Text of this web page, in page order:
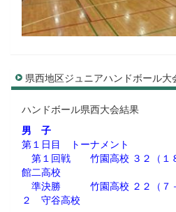
県西地区ジュニアハンドボール
ハンドボール県西大会結果
男 子
第１日目 トーナメント
第１回戦 竹園高校 ３２（１
館二高校
準決勝 竹園高校 ２２（７－
２ 守谷高校